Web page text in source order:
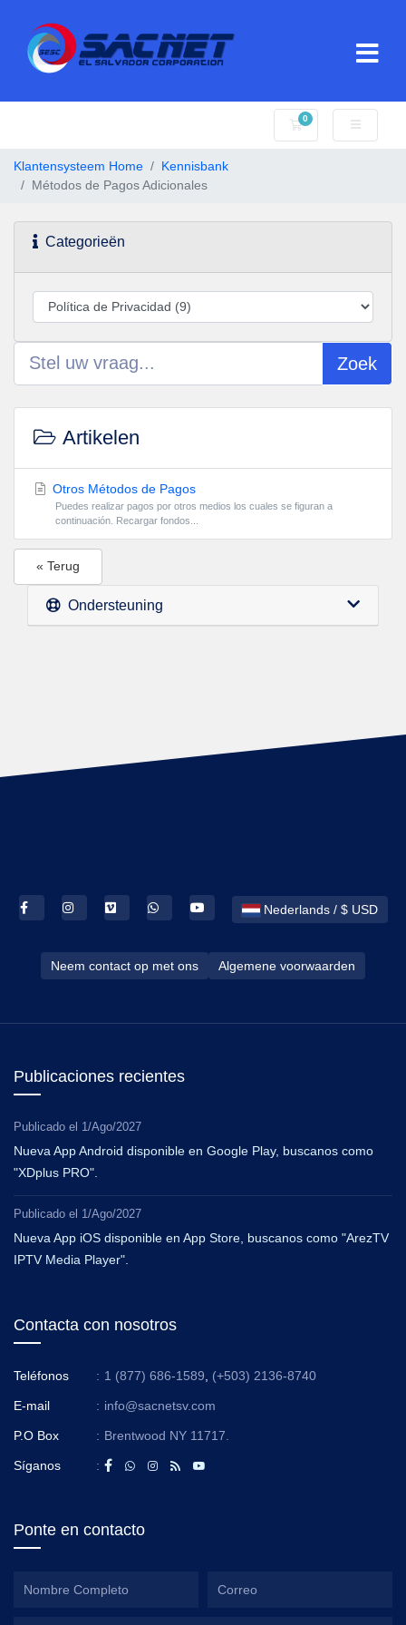
0
Winkelwagen
Klantensysteem Home
Kennisbank
Métodos de Pagos Adicionales
Categorieën
Zoek
Artikelen
Otros Métodos de Pagos
Puedes realizar pagos por otros medios los cuales se figuran a
continuación. Recargar fondos...
« Terug
Ondersteuning
Nederlands / $ USD
Neem contact op met ons Algemene voorwaarden
Publicaciones recientes
Publicado el 1/Ago/2027
Nueva App Android disponible en Google Play, buscanos como
"XDplus PRO".
Publicado el 1/Ago/2027
Nueva App iOS disponible en App Store, buscanos como "ArezTV
IPTV Media Player".
Contacta con nosotros
Teléfonos : 1 (877) 686-1589 (+503) 2136-8740
E-mail : info@sacnetsv.com
P.O Box : Brentwood NY 11717.
Síganos :
Ponte en contacto